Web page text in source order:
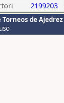
2199203
de Ajedrez